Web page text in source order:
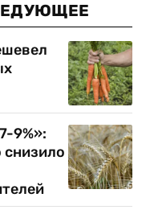
9%»:
снизило